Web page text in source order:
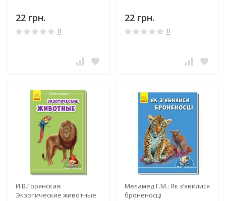
22 грн.
0
22 грн.
0
И.В.Горянская:
Экзотические животные
Меламед Г.М.: Як з’явилися
броненосці